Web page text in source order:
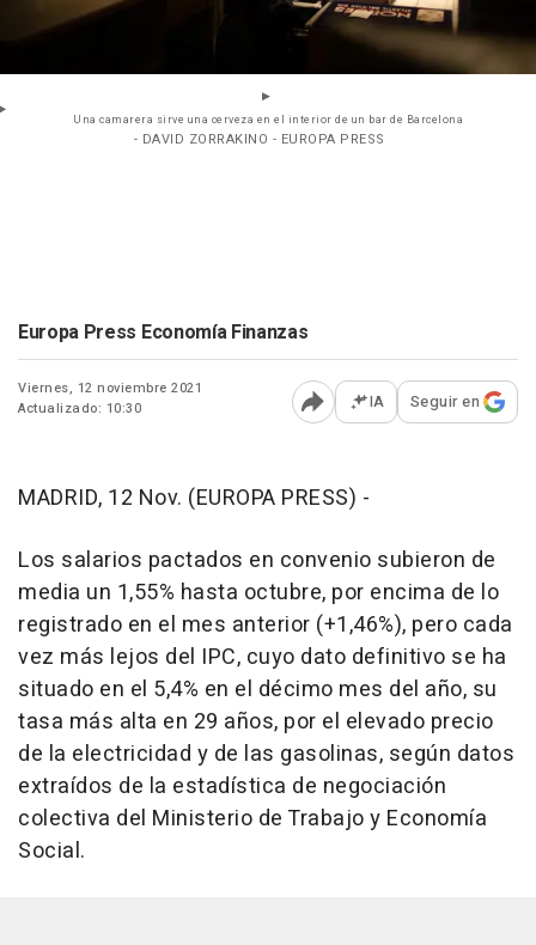
Una camarera sirve una cerveza en el interior de un bar de Barcelona
- DAVID ZORRAKINO - EUROPA PRESS
Europa Press Economía Finanzas
Viernes, 12 noviembre 2021
Actualizado: 10:30
Abrir opciones para
IA Seguir en
MADRID, 12 Nov. (EUROPA PRESS) -
Los salarios pactados en convenio subieron de
media un 1,55% hasta octubre, por encima de lo
registrado en el mes anterior (+1,46%), pero cada
vez más lejos del IPC, cuyo dato definitivo se ha
situado en el 5,4% en el décimo mes del año, su
tasa más alta en 29 años, por el elevado precio
de la electricidad y de las gasolinas, según datos
extraídos de la estadística de negociación
colectiva del Ministerio de Trabajo y Economía
Social.